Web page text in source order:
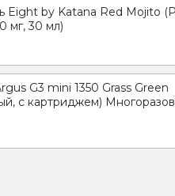
Eight by Katana Red Mojito
мг, 30 мл)
G3 mini 1350 Grass Green
с картриджем)